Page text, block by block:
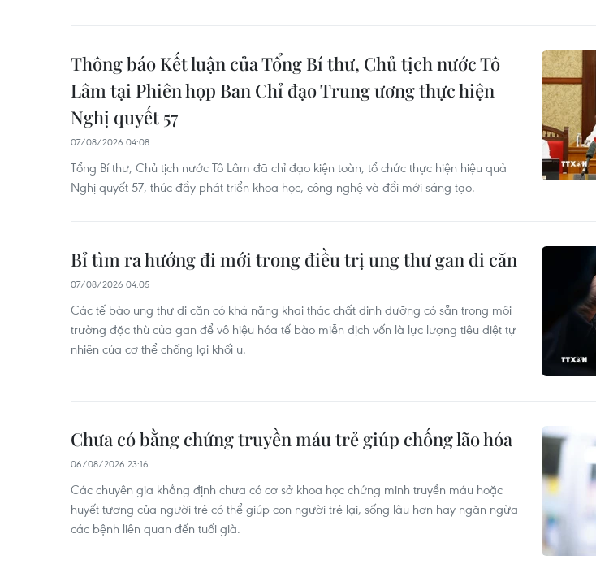
Thông báo Kết luận của Tổng Bí thư, Chủ tịch nước Tô
Lâm tại Phiên họp Ban Chỉ đạo Trung ương thực hiện
Nghị quyết 57
07/08/2026 04:08
Tổng Bí thư, Chủ tịch nước Tô Lâm đã chỉ đạo kiện toàn, tổ chức thực hiện hiệu quả
Nghị quyết 57, thúc đẩy phát triển khoa học, công nghệ và đổi mới sáng tạo.
Bỉ tìm ra hướng đi mới trong điều trị ung thư gan di căn
07/08/2026 04:05
Các tế bào ung thư di căn có khả năng khai thác chất dinh dưỡng có sẵn trong môi
trường đặc thù của gan để vô hiệu hóa tế bào miễn dịch vốn là lực lượng tiêu diệt tự
nhiên của cơ thể chống lại khối u.
Chưa có bằng chứng truyền máu trẻ giúp chống lão hóa
06/08/2026 23:16
Các chuyên gia khẳng định chưa có cơ sở khoa học chứng minh truyền máu hoặc
huyết tương của người trẻ có thể giúp con người trẻ lại, sống lâu hơn hay ngăn ngừa
các bệnh liên quan đến tuổi già.